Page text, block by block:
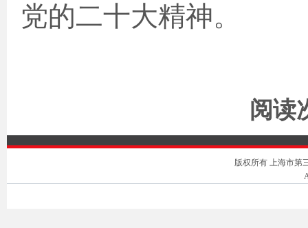
党的二十大精神。
阅读
版权所有 上海市第